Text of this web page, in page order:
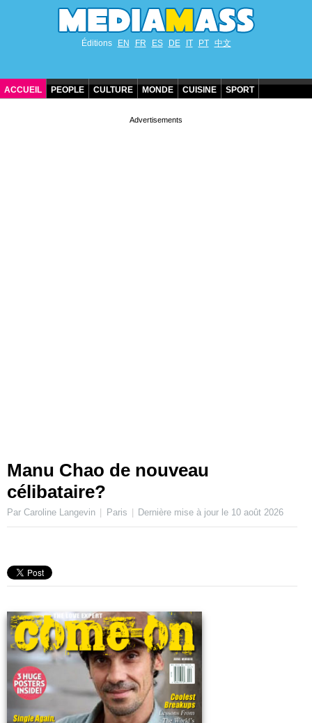
Éditions EN FR ES DE IT PT 中文
ACCUEIL PEOPLE CULTURE MONDE CUISINE SPORT
Manu Chao de nouveau
célibataire?
Par Caroline Langevin Paris Dernière mise à jour le 10 août 2026